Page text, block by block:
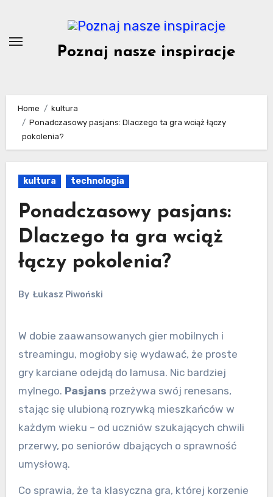
content
Poznaj nasze inspiracje
Home
kultura
Ponadczasowy pasjans: Dlaczego ta gra wciąż łączy
pokolenia?
kultura technologia
Ponadczasowy pasjans:
Dlaczego ta gra wciąż
łączy pokolenia?
By Łukasz Piwoński
W dobie zaawansowanych gier mobilnych i
streamingu, mogłoby się wydawać, że proste
gry karciane odejdą do lamusa. Nic bardziej
mylnego. Pasjans przeżywa swój renesans,
stając się ulubioną rozrywką mieszkańców w
każdym wieku – od uczniów szukających chwili
przerwy, po seniorów dbających o sprawność
umysłową.
Co sprawia, że ta klasyczna gra, której korzenie